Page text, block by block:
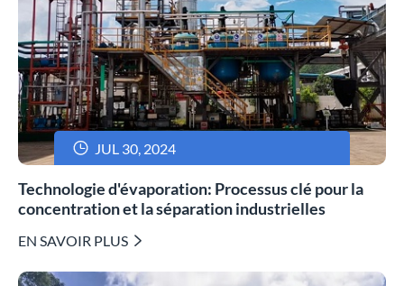
 JUL 30, 2024
Technologie d'évaporation: Processus clé pour la
concentration et la séparation industrielles
EN SAVOIR PLUS 